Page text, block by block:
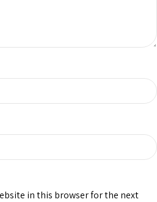
in this browser for the next